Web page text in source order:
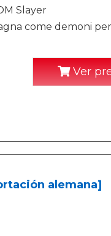
Slayer
come demoni
Ver
alemana]